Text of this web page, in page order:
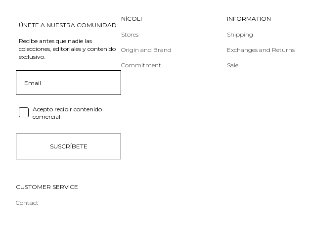
ÚNETE A NUESTRA COMUNIDAD
Recibe antes que nadie las
colecciones, editoriales y contenido
exclusivo.
Consent email
Acepto recibir contenido
comercial
SUSCRÍBETE
NÍCOLI
Stores
Origin and Brand
Commitment
INFORMATION
Shipping
Exchanges and Returns
Sale
CUSTOMER SERVICE
Contact